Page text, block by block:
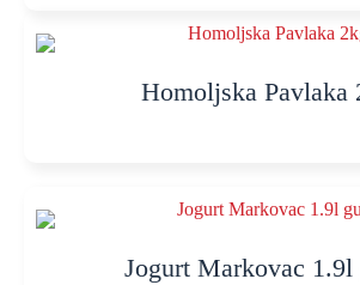
Homoljska Pavlaka
Jogurt Markovac 1.9l